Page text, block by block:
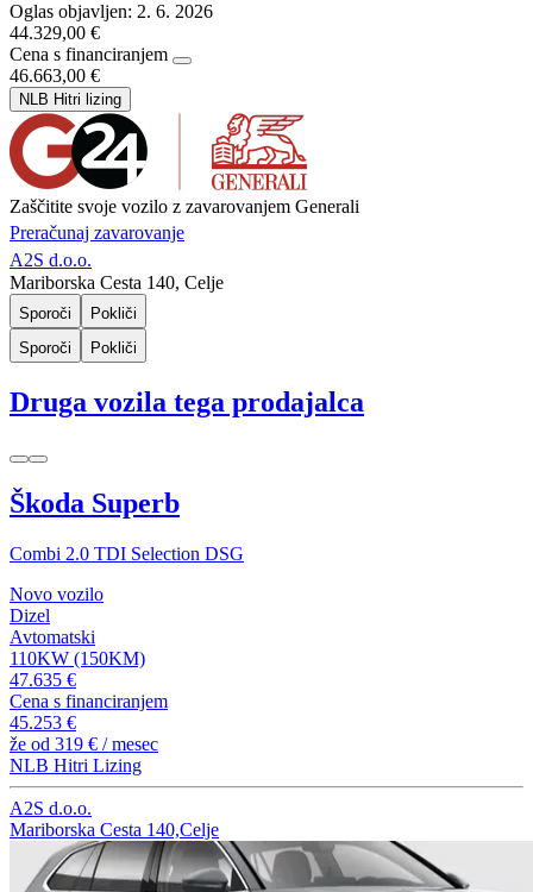
Oglas objavljen: 2. 6. 2026
44.329,00 €
Cena s financiranjem
46.663,00 €
NLB Hitri lizing
Zaščitite svoje vozilo z zavarovanjem Generali
Preračunaj zavarovanje
A2S d.o.o.
Mariborska Cesta 140, Celje
Sporoči
Pokliči
Sporoči
Pokliči
Druga vozila tega prodajalca
Škoda Superb
Combi 2.0 TDI Selection DSG
Novo vozilo
Dizel
Avtomatski
110KW (150KM)
47.635 €
Cena s financiranjem
45.253 €
že od 319 € / mesec
NLB Hitri Lizing
A2S d.o.o.
Mariborska Cesta 140,Celje